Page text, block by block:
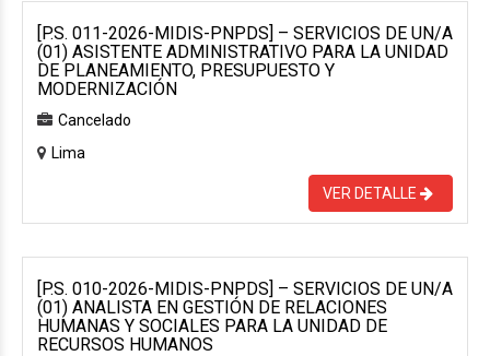
[P.S. 011-2026-MIDIS-PNPDS] – SERVICIOS DE UN/A
(01) ASISTENTE ADMINISTRATIVO PARA LA UNIDAD
DE PLANEAMIENTO, PRESUPUESTO Y
MODERNIZACIÓN
Cancelado
Lima
VER DETALLE
[P.S. 010-2026-MIDIS-PNPDS] – SERVICIOS DE UN/A
(01) ANALISTA EN GESTIÓN DE RELACIONES
HUMANAS Y SOCIALES PARA LA UNIDAD DE
RECURSOS HUMANOS